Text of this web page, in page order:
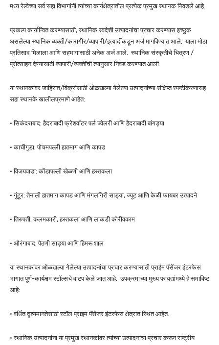
मध्य रेल्वेच्या सर्व सहा विभागांनी त्यांच्या कार्यक्षेत्रातील प्रत्येक प्रमुख स्थानक निवडले आहे.
प्रकल्प कार्यान्वित करण्यासाठी, स्थानिक स्वदेशी उत्पादनांचा प्रचार करण्यास इच्छुक
असलेल्या स्थानिक व्यक्ती/कारागीर/व्यापारी/इत्यादींकडून अर्ज मागविण्यात आले. याला मोठा
प्रतिसाद मिळाला आणि सहभागासाठी अनेक अर्ज आले. स्थानिक संस्कृतीचे चित्रण /
प्रोत्साहन देण्यासाठी व्यापारी/व्यक्तींची त्यानुसार निवड करण्यात आली.
या स्थानकांवर जाहिरात/विक्रीसाठी ओळखल्या गेलेल्या उत्पादनांच्या संक्षिप्त स्पष्टीकरणासह
सहा स्थानके खालीलप्रमाणे आहेत:
• सिकंदराबाद: हैदराबादी फ्रेशवॉटर पर्ल ज्वेलरी आणि हैदराबादी बांगड्या
• काचीगुडा: पोचमपल्ली हातमाग आणि कापड
• विजयवाडा: कोंडापल्ली खेळणी आणि हस्तकला
• गुंटूर: तेनाली हातमाग कापड आणि मंगलगिरी साड्या, ज्यूट आणि केळी फायबर उत्पादने
• तिरुपती: कलमकारी, हस्तकला आणि लाकडी कोरीवकाम
• औरंगाबाद: पैठणी साड्या आणि हिमरू शाल
या स्थानकांवर ओळखल्या गेलेल्या उत्पादनांचा प्रचार करण्यासाठी प्राईम पॅसेंजर इंटरफेस
भागात पूर्ण-कार्यक्षम स्टॉल्सचे वाटप केले जात आहे. उपक्रमाच्या मुख्य फायद्यांमध्ये हे समाविष्ट
आहे:
• वर्धित दृश्यमानतेसाठी स्टॉल प्राइम पॅसेंजर इंटरफेस क्षेत्रात स्थित आहेत.
• स्थानिक उत्पादनांना या प्रमुख स्थानकांवर त्यांच्या उत्पादनांचा प्रचार करून राष्ट्रीय